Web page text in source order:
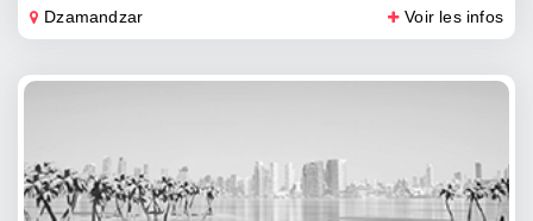
Dzamandzar Voir les infos